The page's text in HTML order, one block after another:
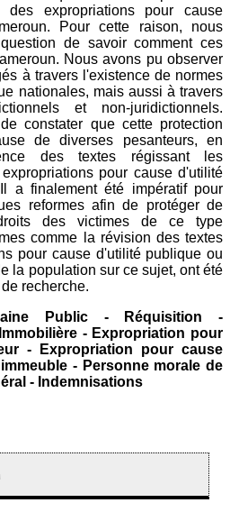
expropriations pour cause
Pour cette raison, nous
de savoir comment ces
Nous avons pu observer
à travers l'existence de normes
nationales, mais aussi à travers
et non-juridictionnels.
constater que cette protection
de diverses pesanteurs, en
des textes régissant les
pour cause d'utilité
a finalement été impératif pour
reformes afin de protéger de
des victimes de ce type
comme la révision des textes
pour cause d'utilité publique ou
la population sur ce sujet, ont été
recherche.
Public - Réquisition -
- Expropriation pour
- Expropriation pour cause
- Personne morale de
- Indemnisations